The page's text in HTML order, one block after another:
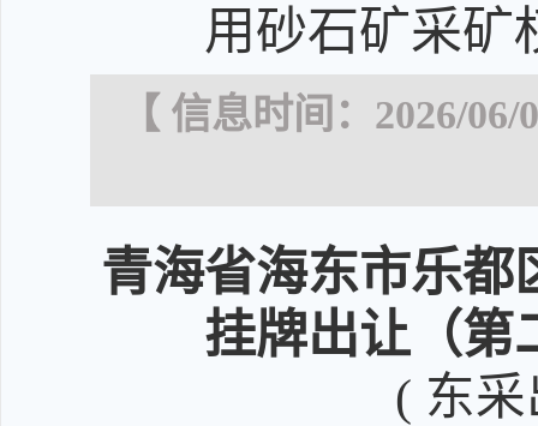
用砂石矿采矿
【 信息时间：2026/
青海省海东市乐都
挂牌出让（第
( 东采